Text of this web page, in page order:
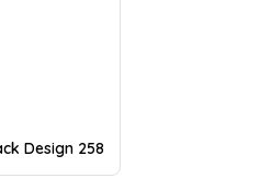
Design 258